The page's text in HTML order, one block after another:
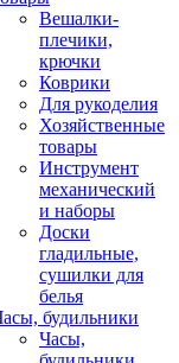
Вешалки-
плечики,
крючки
Коврики
Для рукоделия
Хозяйственные
товары
Инструмент
механический
и наборы
Доски
гладильные,
сушилки для
белья
будильники
Часы,